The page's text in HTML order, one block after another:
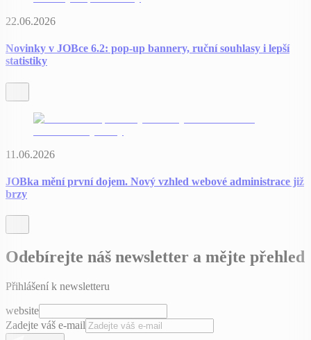
22.06.2026
Novinky v JOBce 6.2: pop-up bannery, ruční souhlasy i lepší
statistiky
11.06.2026
JOBka mění první dojem. Nový vzhled webové administrace již
brzy
Odebírejte náš newsletter a mějte přehled
Přihlášení k newsletteru
website
Zadejte váš e-mail